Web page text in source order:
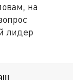
на
лидер